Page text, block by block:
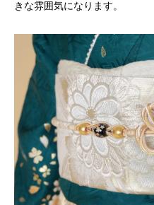
きな雰囲気になります。